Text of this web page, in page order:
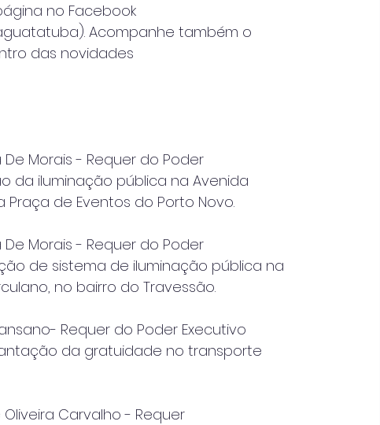
no Facebook
Acompanhe também o
das novidades
De Morais - Requer do Poder
da iluminação pública na Avenida
de Eventos do Porto Novo.
De Morais - Requer do Poder
de sistema de iluminação pública na
no bairro do Travessão.
Requer do Poder Executivo
da gratuidade no transporte
Oliveira Carvalho - Requer